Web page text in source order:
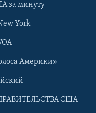
за минуту
York
Америки»
США